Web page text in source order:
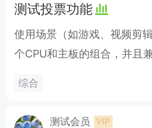
测试投票功能
使用场景（如游戏、视频剪
个CPU和主板的组合，并且
综合
测试会员
VIP